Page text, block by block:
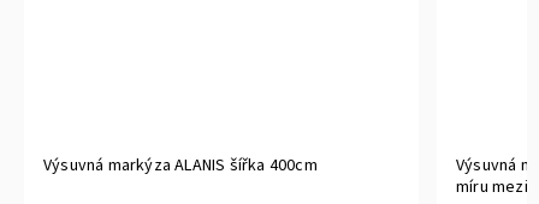
Výsuvná markýza ALANIS šířka 400cm
Výsuvná
míru mezi